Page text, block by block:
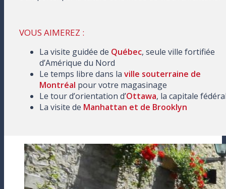
VOUS AIMEREZ :
La visite guidée de Québec, seule ville fortifiée
d’Amérique du Nord
Le temps libre dans la ville souterraine de
Montréal pour votre magasinage
Le tour d’orientation d’Ottawa, la capitale
La visite de Manhattan et de Brooklyn